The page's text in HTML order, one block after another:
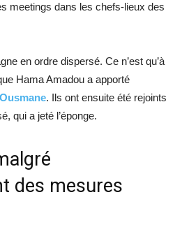
meetings dans les chefs-lieux des
en ordre dispersé. Ce n’est qu’à
Hama Amadou a apporté
. Ils ont ensuite été rejoints
qui a jeté l’éponge.
des mesures